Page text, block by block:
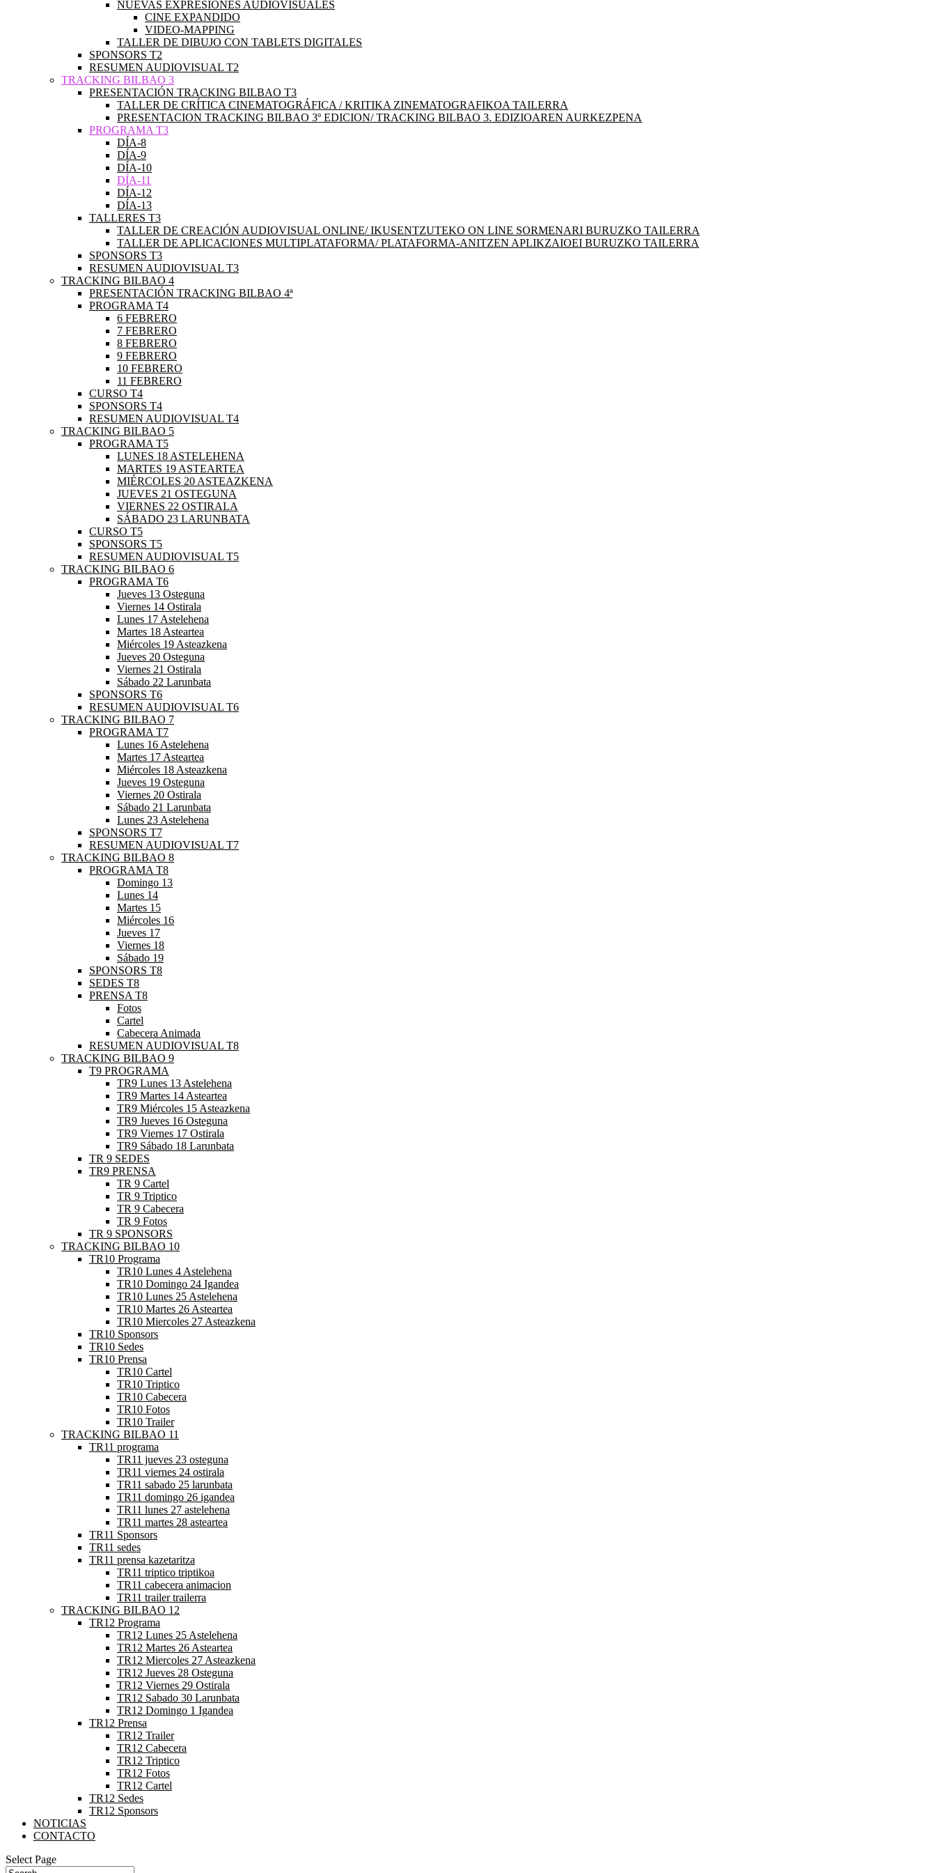
NUEVAS EXPRESIONES AUDIOVISUALES
CINE EXPANDIDO
VIDEO-MAPPING
TALLER DE DIBUJO CON TABLETS DIGITALES
SPONSORS T2
RESUMEN AUDIOVISUAL T2
TRACKING BILBAO 3
PRESENTACIÓN TRACKING BILBAO T3
TALLER DE CRÍTICA CINEMATOGRÁFICA / KRITIKA ZINEMATOGRAFIKOA TAILERRA
PRESENTACION TRACKING BILBAO 3º EDICION/ TRACKING BILBAO 3. EDIZIOAREN AURKEZPENA
PROGRAMA T3
DÍA-8
DÍA-9
DÍA-10
DÍA-11
DÍA-12
DÍA-13
TALLERES T3
TALLER DE CREACIÓN AUDIOVISUAL ONLINE/ IKUSENTZUTEKO ON LINE SORMENARI BURUZKO TAILERRA
TALLER DE APLICACIONES MULTIPLATAFORMA/ PLATAFORMA-ANITZEN APLIKZAIOEI BURUZKO TAILERRA
SPONSORS T3
RESUMEN AUDIOVISUAL T3
TRACKING BILBAO 4
PRESENTACIÓN TRACKING BILBAO 4ª
PROGRAMA T4
6 FEBRERO
7 FEBRERO
8 FEBRERO
9 FEBRERO
10 FEBRERO
11 FEBRERO
CURSO T4
SPONSORS T4
RESUMEN AUDIOVISUAL T4
TRACKING BILBAO 5
PROGRAMA T5
LUNES 18 ASTELEHENA
MARTES 19 ASTEARTEA
MIÉRCOLES 20 ASTEAZKENA
JUEVES 21 OSTEGUNA
VIERNES 22 OSTIRALA
SÁBADO 23 LARUNBATA
CURSO T5
SPONSORS T5
RESUMEN AUDIOVISUAL T5
TRACKING BILBAO 6
PROGRAMA T6
Jueves 13 Osteguna
Viernes 14 Ostirala
Lunes 17 Astelehena
Martes 18 Asteartea
Miércoles 19 Asteazkena
Jueves 20 Osteguna
Viernes 21 Ostirala
Sábado 22 Larunbata
SPONSORS T6
RESUMEN AUDIOVISUAL T6
TRACKING BILBAO 7
PROGRAMA T7
Lunes 16 Astelehena
Martes 17 Asteartea
Miércoles 18 Asteazkena
Jueves 19 Osteguna
Viernes 20 Ostirala
Sábado 21 Larunbata
Lunes 23 Astelehena
SPONSORS T7
RESUMEN AUDIOVISUAL T7
TRACKING BILBAO 8
PROGRAMA T8
Domingo 13
Lunes 14
Martes 15
Miércoles 16
Jueves 17
Viernes 18
Sábado 19
SPONSORS T8
SEDES T8
PRENSA T8
Fotos
Cartel
Cabecera Animada
RESUMEN AUDIOVISUAL T8
TRACKING BILBAO 9
T9 PROGRAMA
TR9 Lunes 13 Astelehena
TR9 Martes 14 Asteartea
TR9 Miércoles 15 Asteazkena
TR9 Jueves 16 Osteguna
TR9 Viernes 17 Ostirala
TR9 Sábado 18 Larunbata
TR 9 SEDES
TR9 PRENSA
TR 9 Cartel
TR 9 Triptico
TR 9 Cabecera
TR 9 Fotos
TR 9 SPONSORS
TRACKING BILBAO 10
TR10 Programa
TR10 Lunes 4 Astelehena
TR10 Domingo 24 Igandea
TR10 Lunes 25 Astelehena
TR10 Martes 26 Asteartea
TR10 Miercoles 27 Asteazkena
TR10 Sponsors
TR10 Sedes
TR10 Prensa
TR10 Cartel
TR10 Triptico
TR10 Cabecera
TR10 Fotos
TR10 Trailer
TRACKING BILBAO 11
TR11 programa
TR11 jueves 23 osteguna
TR11 viernes 24 ostirala
TR11 sabado 25 larunbata
TR11 domingo 26 igandea
TR11 lunes 27 astelehena
TR11 martes 28 asteartea
TR11 Sponsors
TR11 sedes
TR11 prensa kazetaritza
TR11 triptico triptikoa
TR11 cabecera animacion
TR11 trailer trailerra
TRACKING BILBAO 12
TR12 Programa
TR12 Lunes 25 Astelehena
TR12 Martes 26 Asteartea
TR12 Miercoles 27 Asteazkena
TR12 Jueves 28 Osteguna
TR12 Viernes 29 Ostirala
TR12 Sabado 30 Larunbata
TR12 Domingo 1 Igandea
TR12 Prensa
TR12 Trailer
TR12 Cabecera
TR12 Triptico
TR12 Fotos
TR12 Cartel
TR12 Sedes
TR12 Sponsors
NOTICIAS
CONTACTO
Select Page